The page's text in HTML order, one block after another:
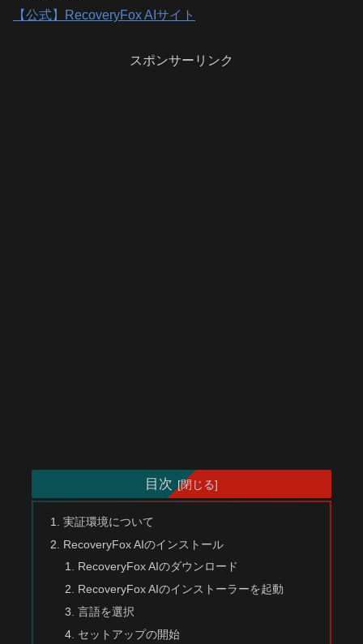
【公式】RecoveryFox AIサイト
スポンサーリンク
目次
実証環境について
RecoveryFox AIのインストール
RecoveryFox AIのダウンロード
RecoveryFox AIのインストーラーを起動
言語を選択
セットアップの開始